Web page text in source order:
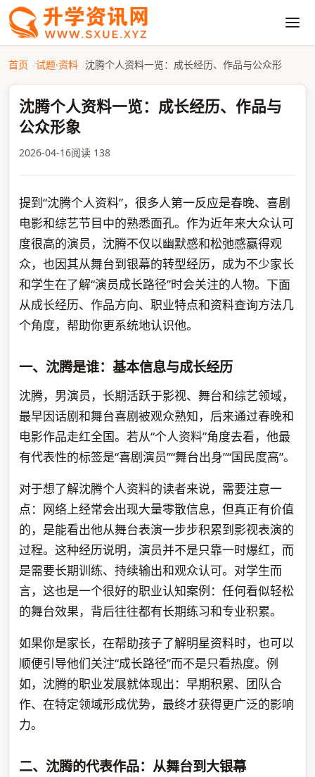
首页 试题·资料 沈腾个人资料一览：成长经历、作品与公众形
沈腾个人资料一览：成长经历、作品与
公众形象
2026-04-16阅读 138
提到“沈腾个人资料”，很多人第一反应是春晚、喜剧
电影和综艺节目中的熟悉面孔。作为近年来大众认可
度很高的演员，沈腾不仅以幽默感和松弛感赢得观
众，也因其从舞台到银幕的转型经历，成为不少家长
和学生在了解“演员成长路径”时会关注的人物。下面
从成长经历、作品方向、职业特点和资料查询方法几
个角度，帮助你更系统地认识他。
一、沈腾是谁：基本信息与成长经历
沈腾，男演员，长期活跃于影视、舞台和综艺领域，
最早因话剧和舞台喜剧被观众熟知，后来通过春晚和
电影作品走红全国。若从“个人资料”角度去看，他最
有代表性的标签是“喜剧演员”“舞台出身”“国民度高”。
对于想了解沈腾个人资料的读者来说，需要注意一
点：网络上经常会出现大量零散信息，但真正有价值
的，是能看出他从舞台表演一步步积累到影视表演的
过程。这种经历说明，演员并不是只靠一时爆红，而
是需要长期训练、持续输出和观众认可。对学生而
言，这也是一个很好的职业认知案例：任何看似轻松
的舞台效果，背后往往都有长期练习和专业积累。
如果你是家长，在帮助孩子了解明星资料时，也可以
顺便引导他们关注“成长路径”而不是只看热度。例
如，沈腾的职业发展就体现出：早期积累、团队合
作、在特定领域形成优势，最终才获得更广泛的影响
力。
二、沈腾的代表作品：从舞台到大银幕